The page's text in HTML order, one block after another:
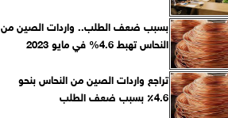
بسبب ضعف الطلب.. واردات الصين من
النحاس تهبط 4.6% في مايو 2023
تراجع واردات الصين من النحاس بنحو
4.6٪ بسبب ضعف الطلب